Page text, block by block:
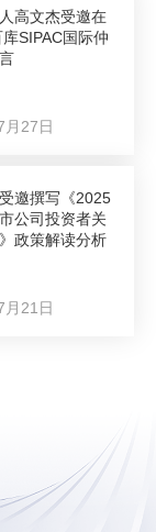
高文杰受邀在
SIPAC国际仲
月27日
邀撰写《2025
公司投资者关
政策解读分析
月21日